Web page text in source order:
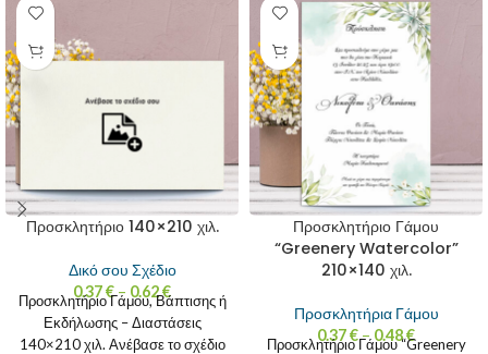
Προσκλητήριο 140×210 χιλ.
Δικό σου Σχέδιο
0.37€ – 0.62€
Προσκλητήριο Γάμου, Βάπτισης ή
Εκδήλωσης – Διαστάσεις
140×210 χιλ. Ανέβασε το σχέδιο
Προσκλητήριο Γάμου
“Greenery Watercolor”
210×140 χιλ.
Προσκλητήρια Γάμου
0.37€– 0.48€
Προσκλητήριο Γάμου “Greenery